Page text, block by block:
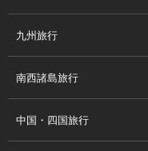
九州旅行
南西諸島旅行
中国・四国旅行